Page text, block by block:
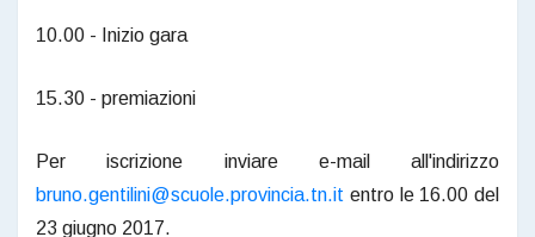
10.00 - Inizio gara
15.30 - premiazioni
Per iscrizione inviare e-mail all'indirizzo
bruno.gentilini@scuole.provincia.tn.it entro le 16.00 del
23 giugno 2017.